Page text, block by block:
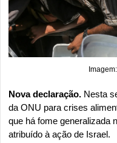
Nova declaração. Nesta
da ONU para crises
que há fome generalizada
atribuído à ação de Israel.